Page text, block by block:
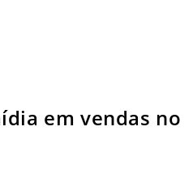
em vendas no